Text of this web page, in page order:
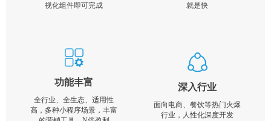
视化组件即可完成
就是快
功能丰富
全行业、全生态、适用性
高，多种小程序场景，丰富
深入行业
面向电商、餐饮等热门火爆
行业，人性化深度开发